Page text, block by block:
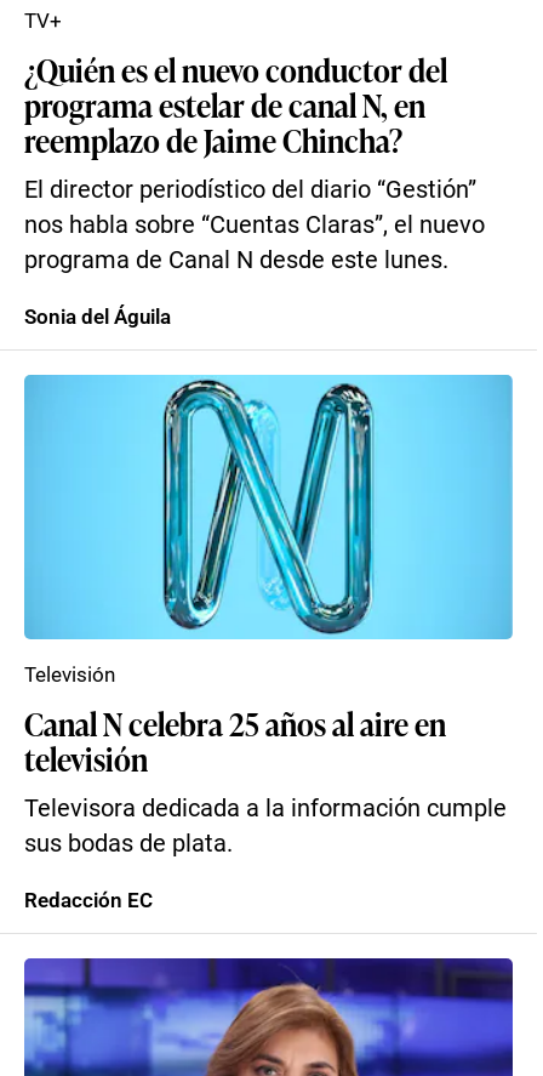
¿Quién es el nuevo conductor del
programa estelar de canal N, en
reemplazo de Jaime Chincha?
El director periodístico del diario “Gestión”
nos habla sobre “Cuentas Claras”, el nuevo
programa de Canal N desde este lunes.
TV+
Sonia del Águila
Canal N celebra 25 años al aire en
televisión
Televisora dedicada a la información cumple
sus bodas de plata.
Televisión
Redacción EC